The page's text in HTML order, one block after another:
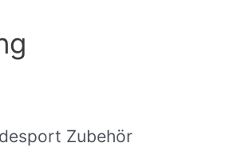
Zubehör